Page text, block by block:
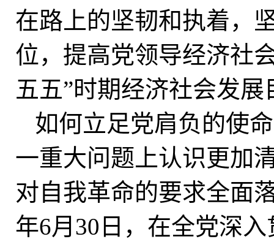
在路上的坚韧和执着，
位，提高党领导经济社
五五”时期经济社会发
如何立足党肩负的使
一重大问题上认识更加
对自我革命的要求全面
年6月30日，在全党深